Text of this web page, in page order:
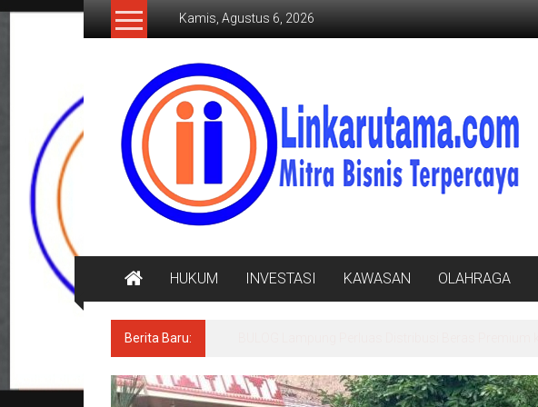
Lompat
Kamis, Agustus 6, 2026
LINKARUTAMA.COM
Mitra
Bisnis
Terpercaya
HUKUM INVESTASI KAWASAN OLAHRAGA
Berita Baru: